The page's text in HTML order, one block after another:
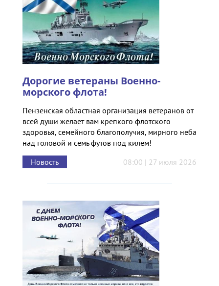
Дорогие ветераны Военно-
морского флота!
Пензенская областная организация ветеранов от
всей души желает вам крепкого флотского
здоровья, семейного благополучия, мирного неба
над головой и семь футов под килем!
Новость
08:00 | 27 июля 2026